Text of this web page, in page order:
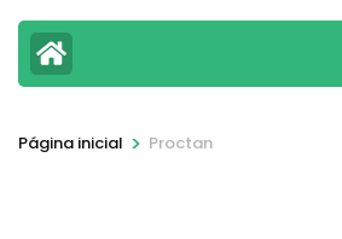
Página inicial > Proctan